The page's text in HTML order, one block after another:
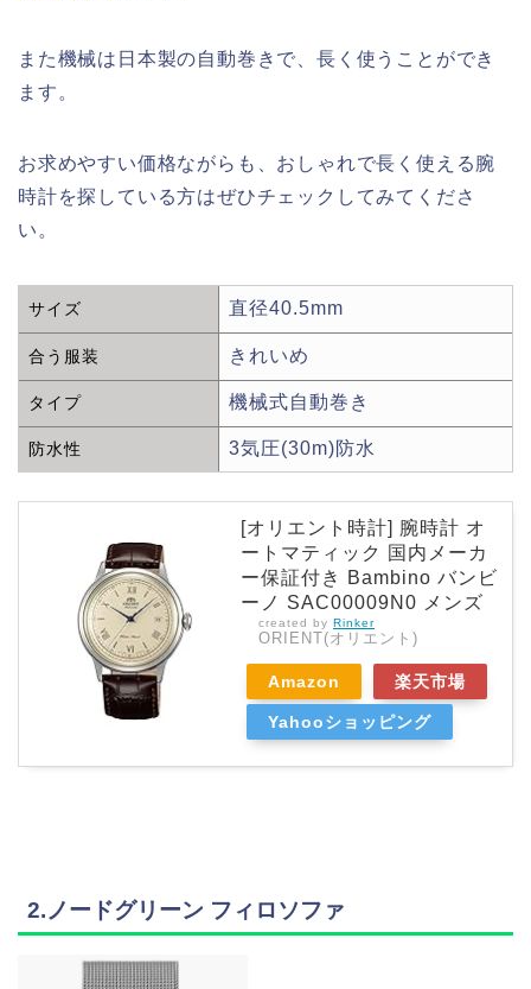
また機械は日本製の自動巻きで、長く使うことができ
ます。
お求めやすい価格ながらも、おしゃれで長く使える腕
時計を探している方はぜひチェックしてみてくださ
い。
サイズ 直径40.5mm
合う服装 きれいめ
タイプ 機械式自動巻き
防水性 3気圧(30m)防水
[オリエント時計] 腕時計 オ
ートマティック 国内メーカ
ー保証付き Bambino バンビ
ーノ SAC00009N0 メンズ
created by Rinker
ORIENT(オリエント)
Amazon 楽天市場
Yahooショッピング
2.ノードグリーン フィロソファ